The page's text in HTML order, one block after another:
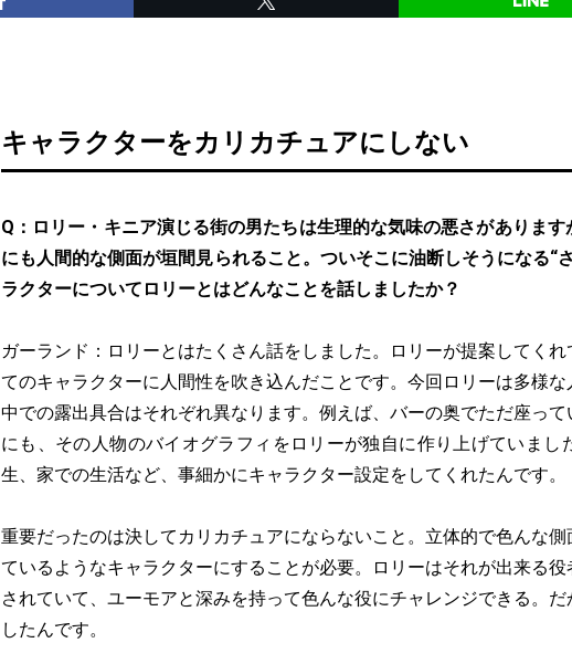
キャラクターをカリカチュアにしない
Q：ロリー・キニア演じる街の男たちは生理的な気味の悪さがありま
にも人間的な側面が垣間見られること。ついそこに油断しそうになる“
ラクターについてロリーとはどんなことを話しましたか？
ガーランド：ロリーとはたくさん話をしました。ロリーが提案してく
てのキャラクターに人間性を吹き込んだことです。今回ロリーは多様
中での露出具合はそれぞれ異なります。例えば、バーの奥でただ座っ
にも、その人物のバイオグラフィをロリーが独自に作り上げていまし
生、家での生活など、事細かにキャラクター設定をしてくれたんです。
重要だったのは決してカリカチュアにならないこと。立体的で色んな
ているようなキャラクターにすることが必要。ロリーはそれが出来る
されていて、ユーモアと深みを持って色んな役にチャレンジできる。
したんです。